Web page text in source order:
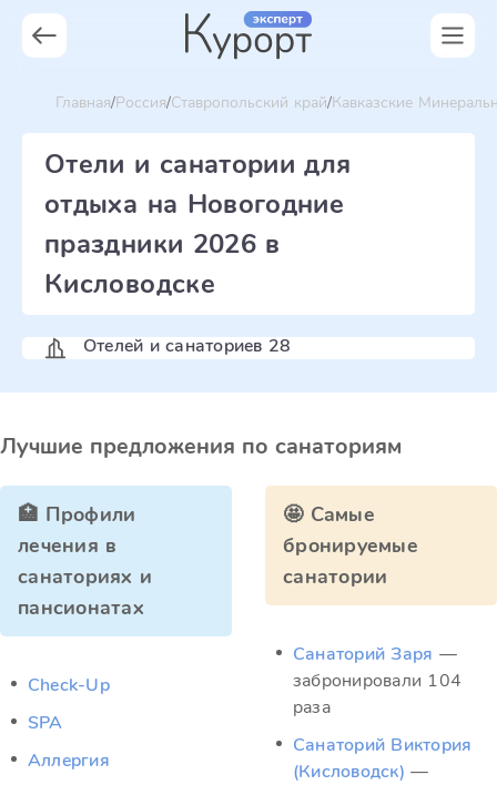
Главная Россия Ставропольский край Кавказские
Отели и санатории для
отдыха на Новогодние
праздники 2026 в
Кисловодске
Отелей и санаториев 28
Лучшие предложения по санаториям
🏥 Профили
лечения в
санаториях и
пансионатах
Check-Up
SPA
Аллергия
🤩 Самые
бронируемые
санатории
Санаторий Заря —
забронировали 104
раза
Санаторий Виктория
(Кисловодск) —